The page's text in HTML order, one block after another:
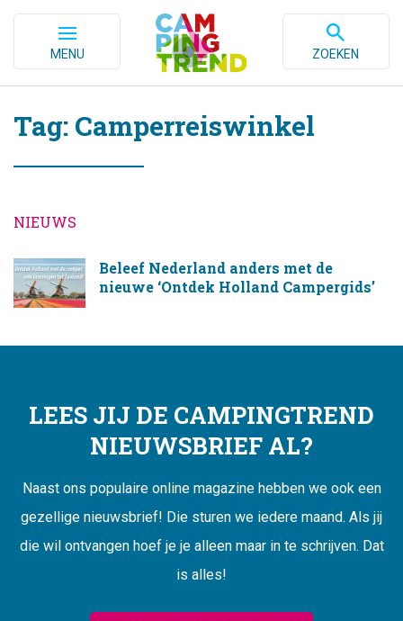
MENU ZOEKEN
Tag: Camperreiswinkel
NIEUWS
Beleef Nederland anders met de
nieuwe ‘Ontdek Holland Campergids’
LEES JIJ DE CAMPINGTREND
NIEUWSBRIEF AL?
Naast ons populaire online magazine hebben we ook een
gezellige nieuwsbrief! Die sturen we iedere maand. Als jij
die wil ontvangen hoef je je alleen maar in te schrijven. Dat
is alles!